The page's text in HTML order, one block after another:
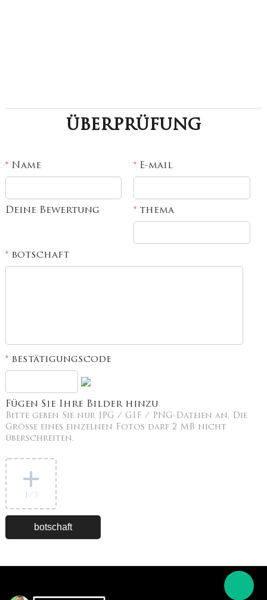
überprüfung
*Name *E-mail
Deine Bewertung *thema
*botschaft
*bestätigungscode
Fügen Sie Ihre Bilder hinzu
Bitte geben Sie nur JPG / GIF / PNG-Dateien an. Die
Größe eines einzelnen Fotos darf 2 MB nicht
überschreiten.
1 /3